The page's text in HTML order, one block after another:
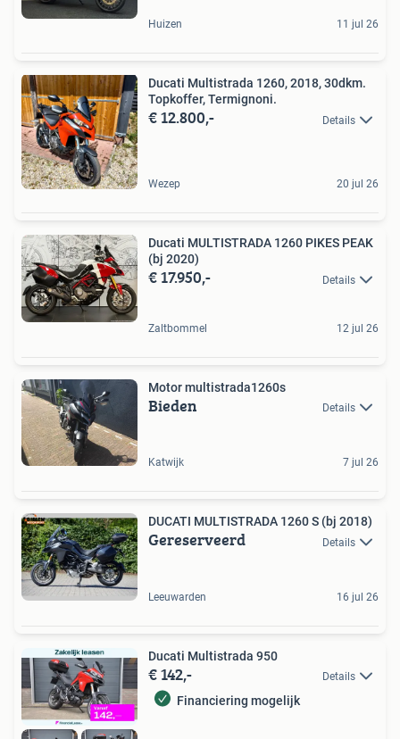
Huizen 11 jul 26
Ducati Multistrada 1260, 2018, 30dkm.
Topkoffer, Termignoni.
€ 12.800,- Details
Wezep 20 jul 26
Ducati MULTISTRADA 1260 PIKES PEAK
(bj 2020)
€ 17.950,- Details
Zaltbommel 12 jul 26
Motor multistrada1260s
Bieden Details
Katwijk 7 jul 26
DUCATI MULTISTRADA 1260 S (bj 2018)
Gereserveerd Details
Leeuwarden 16 jul 26
Ducati Multistrada 950
€ 142,- Details
Financiering mogelijk